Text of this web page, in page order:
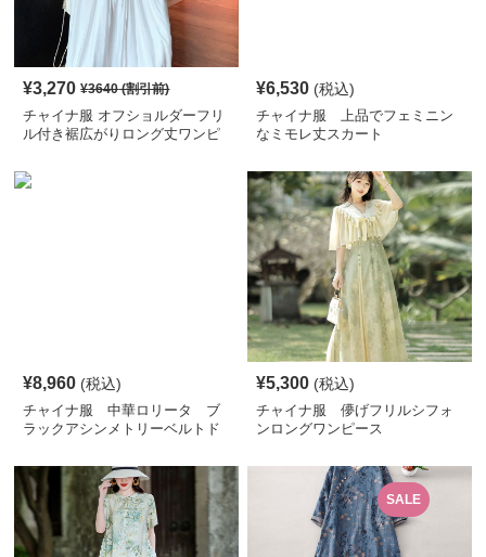
¥3,270 ¥3640(割引前)
チャイナ服 オフショルダーフリ
ル付き裾広がりロング丈ワンピ
¥6,530 (税込)
チャイナ服 上品でフェミニン
なミモレ丈スカート
¥8,960 (税込)
チャイナ服 中華ロリータ ブ
ラックアシンメトリーベルトド
¥5,300 (税込)
チャイナ服 儚げフリルシフォ
ンロングワンピース
SALE